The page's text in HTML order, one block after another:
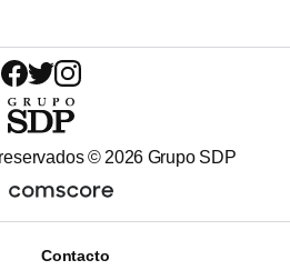
© 2026 Grupo SDP
Contacto